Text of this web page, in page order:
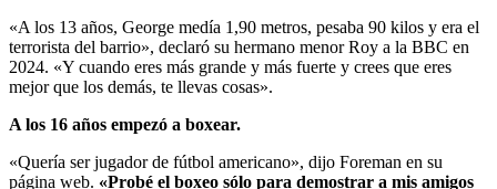
«A los 13 años, George medía 1,90 metros, pesaba 90 kilos y era el
terrorista del barrio», declaró su hermano menor Roy a la BBC en
2024. «Y cuando eres más grande y más fuerte y crees que eres
mejor que los demás, te llevas cosas».
A los 16 años empezó a boxear.
«Quería ser jugador de fútbol americano», dijo Foreman en su
página web. «Probé el boxeo sólo para demostrar a mis amigos